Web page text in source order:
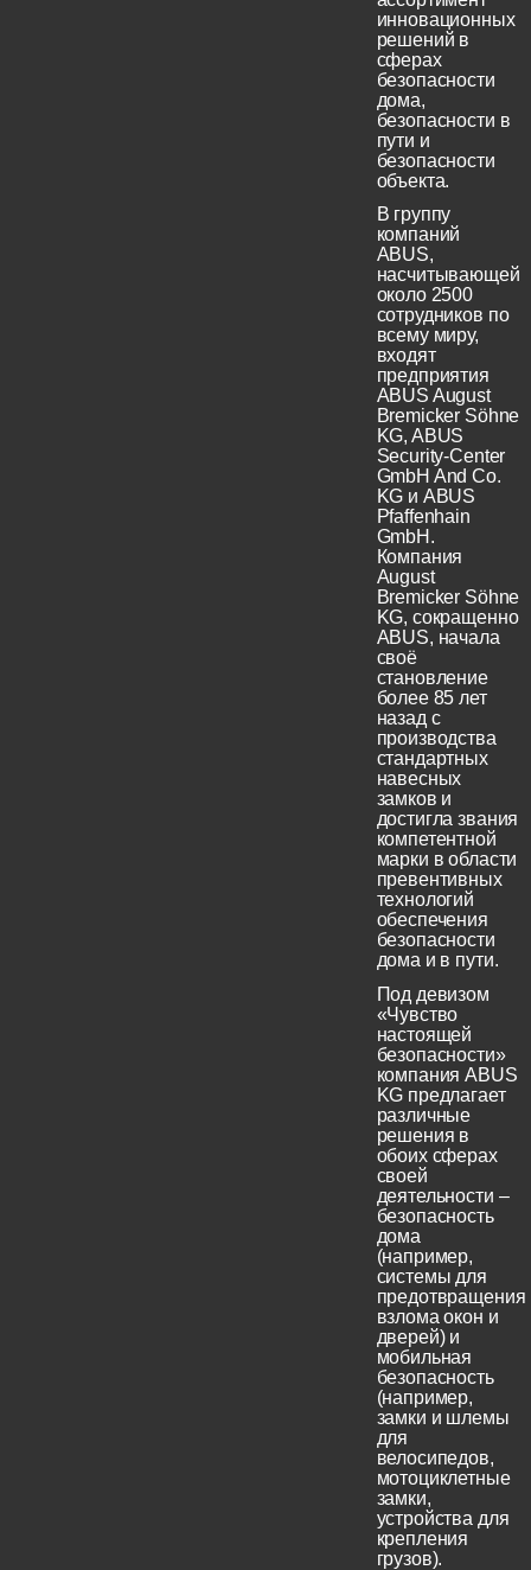
инновационных
решений в
сферах
безопасности
дома,
безопасности в
пути и
безопасности
объекта.
В группу
компаний
ABUS,
насчитывающей
около 2500
сотрудников по
всему миру,
входят
предприятия
ABUS August
Bremicker Söhne
KG, ABUS
Security-Center
GmbH And Co.
KG и ABUS
Pfaffenhain
GmbH.
Компания
August
Bremicker Söhne
KG, сокращенно
ABUS, начала
своё
становление
более 85 лет
назад с
производства
стандартных
навесных
замков и
достигла звания
компетентной
марки в области
превентивных
технологий
обеспечения
безопасности
дома и в пути.
Под девизом
«Чувство
настоящей
безопасности»
компания ABUS
KG предлагает
различные
решения в
обоих сферах
своей
деятельности –
безопасность
дома
(например,
системы для
предотвращения
взлома окон и
дверей) и
мобильная
безопасность
(например,
замки и шлемы
для
велосипедов,
мотоциклетные
замки,
устройства для
крепления
грузов).